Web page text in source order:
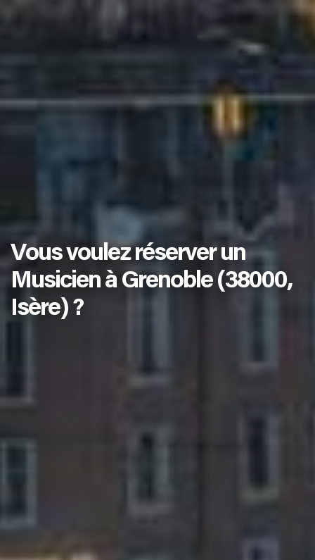
Vous voulez réserver un
Musicien à Grenoble (38000,
Isère) ?